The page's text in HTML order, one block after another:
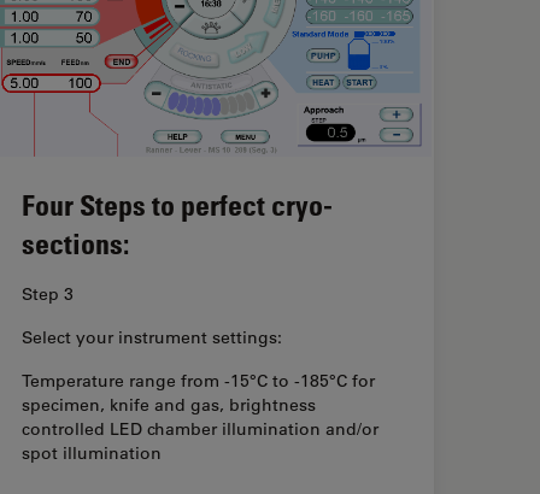
Four Steps to perfect cryo-
sections:
Step 3
Select your instrument settings:
Temperature range from -15°C to -185°C for
specimen, knife and gas, brightness
controlled LED chamber illumination and/or
spot illumination